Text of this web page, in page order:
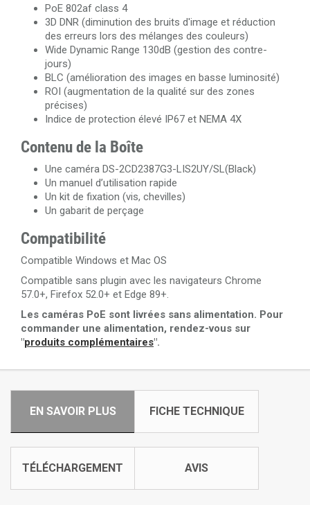
PoE 802af class 4
3D DNR (diminution des bruits d'image et réduction
des erreurs lors des mélanges des couleurs)
Wide Dynamic Range 130dB (gestion des contre-
jours)
BLC (amélioration des images en basse luminosité)
ROI (augmentation de la qualité sur des zones
précises)
Indice de protection élevé IP67 et NEMA 4X
Contenu de la Boîte
Une caméra DS-2CD2387G3-LIS2UY/SL(Black)
Un manuel d’utilisation rapide
Un kit de fixation (vis, chevilles)
Un gabarit de perçage
Compatibilité
Compatible Windows et Mac OS
Compatible sans plugin avec les navigateurs Chrome
57.0+, Firefox 52.0+ et Edge 89+.
Les caméras PoE sont livrées sans alimentation. Pour
commander une alimentation, rendez-vous sur
"produits complémentaires".
EN SAVOIR PLUS FICHE TECHNIQUE
TÉLÉCHARGEMENT AVIS